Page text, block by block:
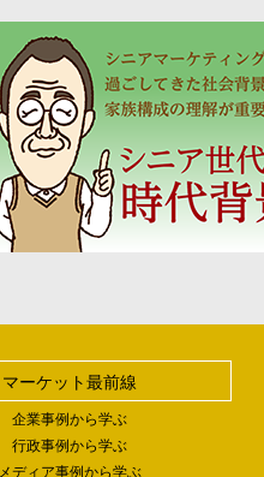
マーケット最前線
企業事例から学ぶ
行政事例から学ぶ
メディア事例から学ぶ